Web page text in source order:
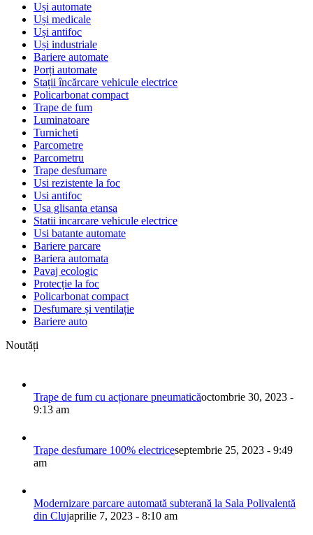
Uși automate
Uși medicale
Uși antifoc
Uși industriale
Bariere automate
Porți automate
Stații încărcare vehicule electrice
Policarbonat compact
Trape de fum
Luminatoare
Turnicheti
Parcometre
Parcometru
Trape desfumare
Usi rezistente la foc
Usi antifoc
Usa glisanta etansa
Statii incarcare vehicule electrice
Usi batante automate
Bariere parcare
Bariera automata
Pavaj ecologic
Protecție la foc
Policarbonat compact
Desfumare și ventilație
Bariere auto
Noutăți
Trape de fum cu acționare pneumaticăoctombrie 30, 2023 -
9:13 am
Trape desfumare 100% electriceseptembrie 25, 2023 - 9:49
am
Modernizare parcare automată subterană la Sala Polivalentă
din Clujaprilie 7, 2023 - 8:10 am